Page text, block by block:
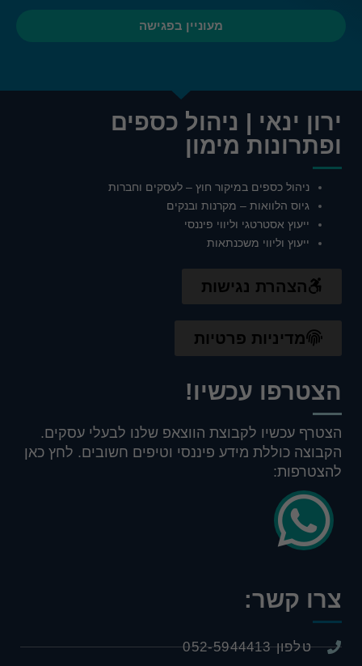
מעוניין בפגישה
ירון ינאי | ניהול כספים
ופתרונות מימון
ניהול כספים במיקור חוץ – לעסקים וחברות
גיוס הלוואות – מקרנות ובנקים
ייעוץ אסטרטגי וליווי פיננסי
ייעוץ וליווי משכנתאות
הצהרת נגישות
מדיניות פרטיות
הצטרפו עכשיו!
הצטרף עכשיו לקבוצת הווצאפ שלנו לבעלי עסקים.
הקבוצה כוללת מידע פיננסי וטיפים חשובים. לחץ כאן
להצטרפות:
צרו קשר:
טלפון 052-5944413